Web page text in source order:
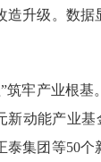
升级。数
产业根基
动能产业
集团等50